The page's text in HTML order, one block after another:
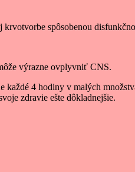
spôsobenou
výrazne ovplyvniť CNS.
4 hodiny v malých
zdravie ešte dôkladnejšie.